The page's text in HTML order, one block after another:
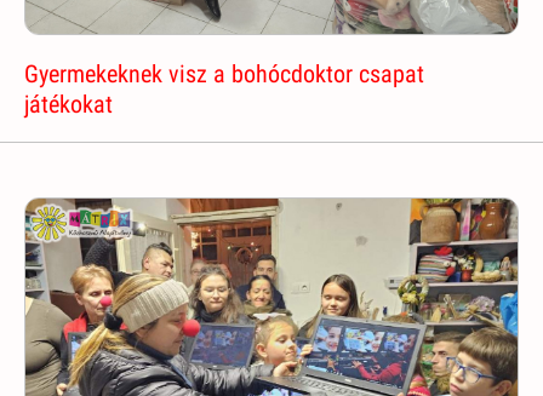
Gyermekeknek visz a bohócdoktor csapat
játékokat